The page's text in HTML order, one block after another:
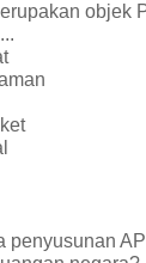
objek
penyusunan